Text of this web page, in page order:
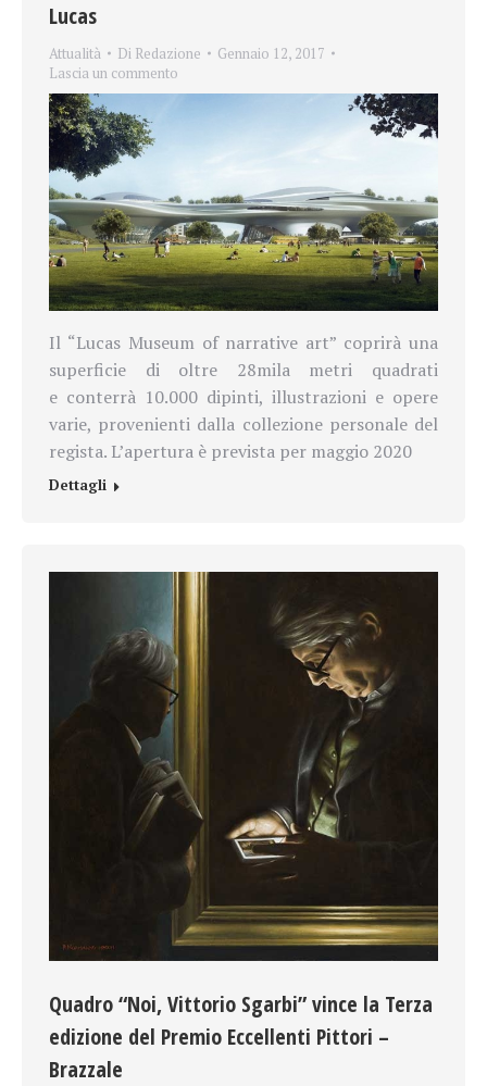
Lucas
Attualità Di Redazione
Gennaio 12, 2017
Lascia un commento
Il “Lucas Museum of narrative art” coprirà una
superficie di oltre 28mila metri quadrati
e conterrà 10.000 dipinti, illustrazioni e opere
varie, provenienti dalla collezione personale del
regista. L’apertura è prevista per maggio 2020
Dettagli
Quadro “Noi, Vittorio Sgarbi” vince la Terza
edizione del Premio Eccellenti Pittori –
Brazzale